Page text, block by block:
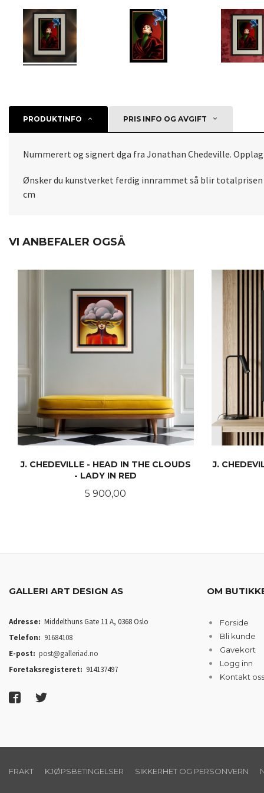
PRODUKTINFO PRIS INFO OG AVGIFT
Nummerert og signert dga fra Jonathan Chedeville.
Ønsker du kunstverket ferdig innrammet så blir
cm
VI ANBEFALER OGSÅ
J. CHEDEVILLE - HEAD IN THE CLOUDS
- LADY IN RED
Pris
5 900,00
J.
GALLERI ART DESIGN AS
Adresse: Middelthuns Gate 11 A, 0368 Oslo
Telefon: 91684108
E-post: post@galleriad.no
Foretaksregisteret: 914137497
OM
Forside
Bli kunde
Gavekort
Logg inn
Kontakt oss
FRAKT KJØPSBETINGELSER SIKKERHET OG PERSONVERN